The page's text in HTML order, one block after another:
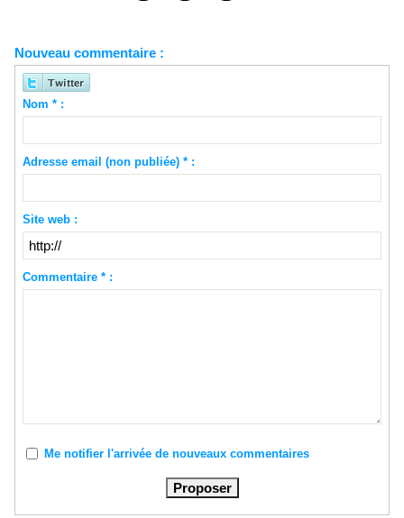
Nouveau commentaire :
Nom * :
Adresse email (non publiée) * :
Site web :
Commentaire * :
Me notifier l'arrivée de nouveaux commentaires